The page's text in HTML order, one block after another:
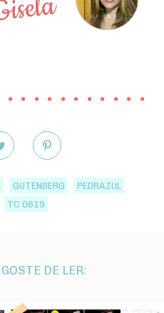
GUTENBERG
PEDRAZUL
TC 0619
DE LER: